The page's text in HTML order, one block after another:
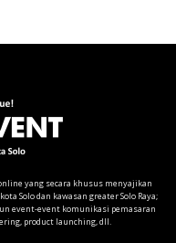
yang secara khusus menyajikan
Solo dan kawasan greater Solo Raya;
event-event komunikasi pemasaran
product launching, dll.